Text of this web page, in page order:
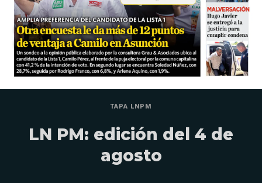
TAPA LNPM
LN PM: edición del 4 de
agosto